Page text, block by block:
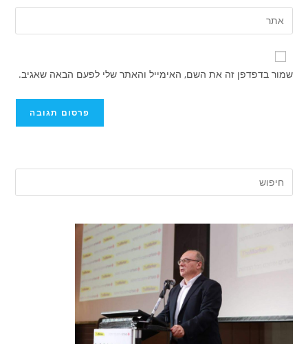
שם
משתמש
כדי
להגיב
כתובת
דואר
שלך
כדי
את
כתובת
אתר
שמור בדפדפן זה את השם, האימייל והאתר שלי לפעם הבאה שאגיב.